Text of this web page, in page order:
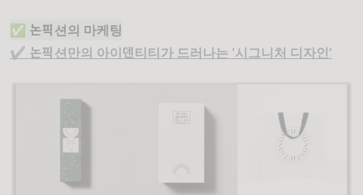
✅ 논픽션의 마케팅
✔️ 논픽션만의 아이덴티티가 드러나는 ‘시그니처 디자인’